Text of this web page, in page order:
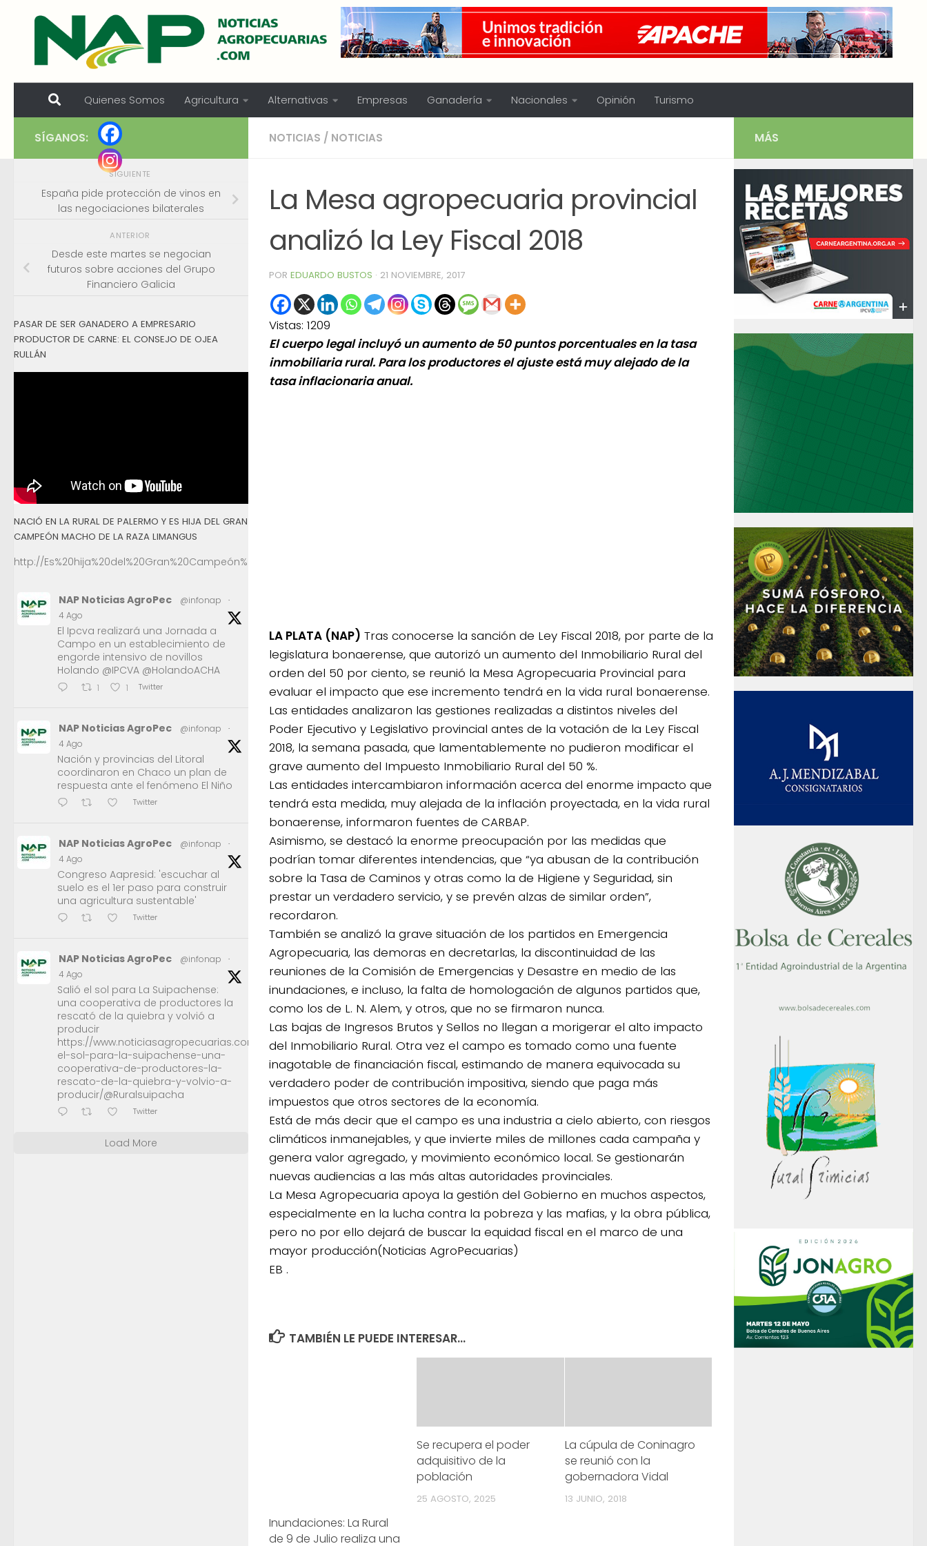
Skip to content
Quienes Somos Agricultura Alternativas Empresas Ganadería Nacionales Opinión Turismo
NOTICIAS / NOTICIAS
La Mesa agropecuaria provincial
analizó la Ley Fiscal 2018
POR EDUARDO BUSTOS · 21 NOVIEMBRE, 2017
Vistas: 1209
El cuerpo legal incluyó un aumento de 50 puntos porcentuales en la tasa
inmobiliaria rural. Para los productores el ajuste está muy alejado de la
tasa inflacionaria anual.
LA PLATA (NAP) Tras conocerse la sanción de Ley Fiscal 2018, por parte de la
legislatura bonaerense, que autorizó un aumento del Inmobiliario Rural del
orden del 50 por ciento, se reunió la Mesa Agropecuaria Provincial para
evaluar el impacto que ese incremento tendrá en la vida rural bonaerense.
Las entidades analizaron las gestiones realizadas a distintos niveles del
Poder Ejecutivo y Legislativo provincial antes de la votación de la Ley Fiscal
2018, la semana pasada, que lamentablemente no pudieron modificar el
grave aumento del Impuesto Inmobiliario Rural del 50 %.
Las entidades intercambiaron información acerca del enorme impacto que
tendrá esta medida, muy alejada de la inflación proyectada, en la vida rural
bonaerense, informaron fuentes de CARBAP.
Asimismo, se destacó la enorme preocupación por las medidas que
podrían tomar diferentes intendencias, que “ya abusan de la contribución
sobre la Tasa de Caminos y otras como la de Higiene y Seguridad, sin
prestar un verdadero servicio, y se prevén alzas de similar orden”,
recordaron.
También se analizó la grave situación de los partidos en Emergencia
Agropecuaria, las demoras en decretarlas, la discontinuidad de las
reuniones de la Comisión de Emergencias y Desastre en medio de las
inundaciones, e incluso, la falta de homologación de algunos partidos que,
como los de L. N. Alem, y otros, que no se firmaron nunca.
Las bajas de Ingresos Brutos y Sellos no llegan a morigerar el alto impacto
del Inmobiliario Rural. Otra vez el campo es tomado como una fuente
inagotable de financiación fiscal, estimando de manera equivocada su
verdadero poder de contribución impositiva, siendo que paga más
impuestos que otros sectores de la economía.
Está de más decir que el campo es una industria a cielo abierto, con riesgos
climáticos inmanejables, y que invierte miles de millones cada campaña y
genera valor agregado, y movimiento económico local. Se gestionarán
nuevas audiencias a las más altas autoridades provinciales.
La Mesa Agropecuaria apoya la gestión del Gobierno en muchos aspectos,
especialmente en la lucha contra la pobreza y las mafias, y la obra pública,
pero no por ello dejará de buscar la equidad fiscal en el marco de una
mayor producción(Noticias AgroPecuarias)
EB .
TAMBIÉN LE PUEDE INTERESAR...
Inundaciones: La Rural
de 9 de Julio realiza una
Se recupera el poder
adquisitivo de la
población
25 AGOSTO, 2025
La cúpula de Coninagro
se reunió con la
gobernadora Vidal
13 JUNIO, 2018
SÍGANOS:
SIGUIENTE
España pide protección de vinos en
las negociaciones bilaterales
ANTERIOR
Desde este martes se negocian
futuros sobre acciones del Grupo
Financiero Galicia
PASAR DE SER GANADERO A EMPRESARIO
PRODUCTOR DE CARNE: EL CONSEJO DE OJEA
RULLÁN
NACIÓ EN LA RURAL DE PALERMO Y ES HIJA DEL GRAN
CAMPEÓN MACHO DE LA RAZA LIMANGUS
http://Es%20hija%20del%20Gran%20Campeón%20Macho%20de%20la%20Raza%20Limangus,
NAP Noticias AgroPec @infonap
·
4 Ago
El Ipcva realizará una Jornada a
Campo en un establecimiento de
engorde intensivo de novillos
Holando @IPCVA @HolandoACHA
1 1 Twitter
NAP Noticias AgroPec @infonap
·
4 Ago
Nación y provincias del Litoral
coordinaron en Chaco un plan de
respuesta ante el fenómeno El Niño
Twitter
NAP Noticias AgroPec @infonap
·
4 Ago
Congreso Aapresid: 'escuchar al
suelo es el 1er paso para construir
una agricultura sustentable'
Twitter
NAP Noticias AgroPec @infonap
·
4 Ago
Salió el sol para La Suipachense:
una cooperativa de productores la
rescató de la quiebra y volvió a
producir
https://www.noticiasagropecuarias.com/2026/08/04/salio-
el-sol-para-la-suipachense-una-
cooperativa-de-productores-la-
rescato-de-la-quiebra-y-volvio-a-
producir/@Ruralsuipacha
Twitter
Load More
MÁS